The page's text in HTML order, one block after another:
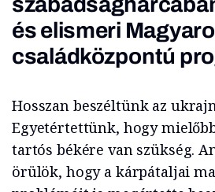
és elismeri
családközpontú
Hosszan beszéltünk az
Egyetértettünk, hogy
tartós békére van szükség.
örülök, hogy a kárpátaljai